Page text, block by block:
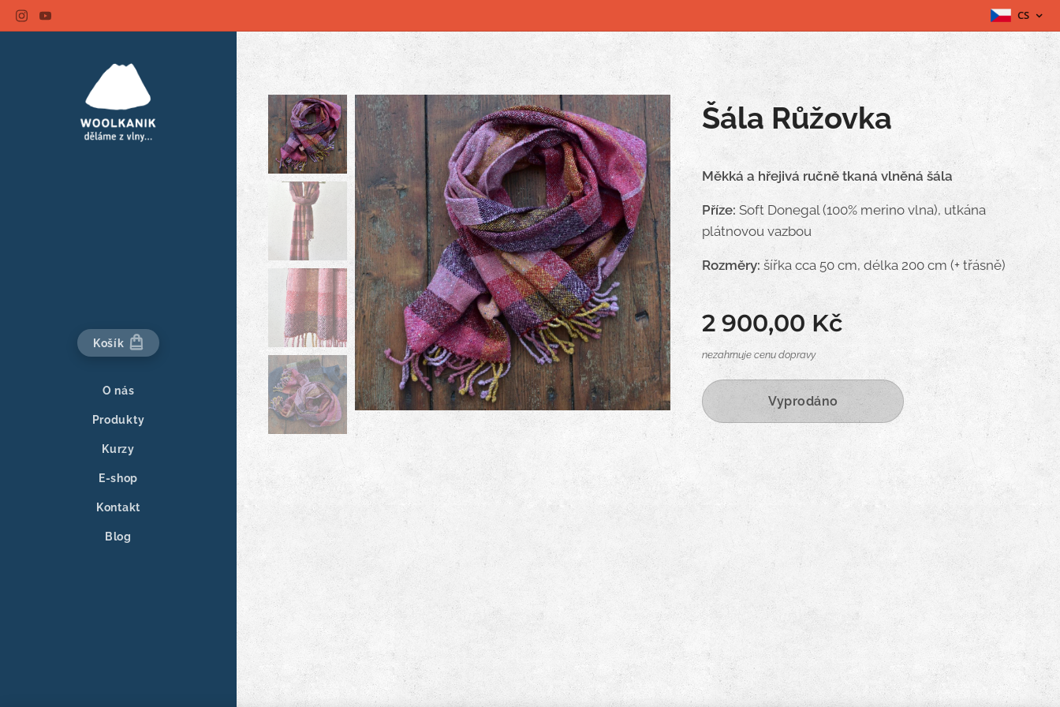
CS
Košík
O nás
Produkty
Kurzy
E-shop
Kontakt
Blog
Šála Růžovka
Měkká a hřejivá ručně tkaná vlněná šála
Příze: Soft Donegal (100% merino vlna), utkána
plátnovou vazbou
Rozměry: šířka cca 50 cm, délka 200 cm (+ třásně)
2 900,00 Kč
nezahrnuje cenu dopravy
Vyprodáno